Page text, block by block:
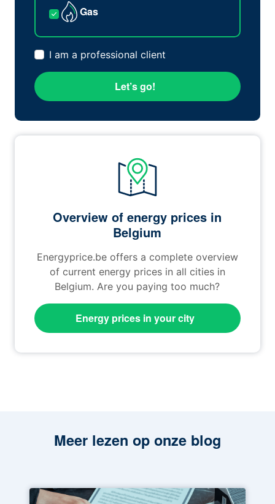
Gas
I am a professional client
Let’s go!
Overview of energy prices in
Belgium
Energyprice.be offers a complete overview
of current energy prices in all cities in
Belgium. Are you paying too much?
Energy prices in your city
Meer lezen op onze blog